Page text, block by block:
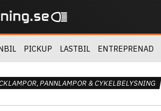
PICKUP LASTBIL ENTREPRENAD
PANNLAMPOR & CYKELBELYSNING